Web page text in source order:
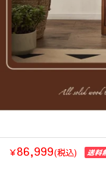
￥86,999(税込)